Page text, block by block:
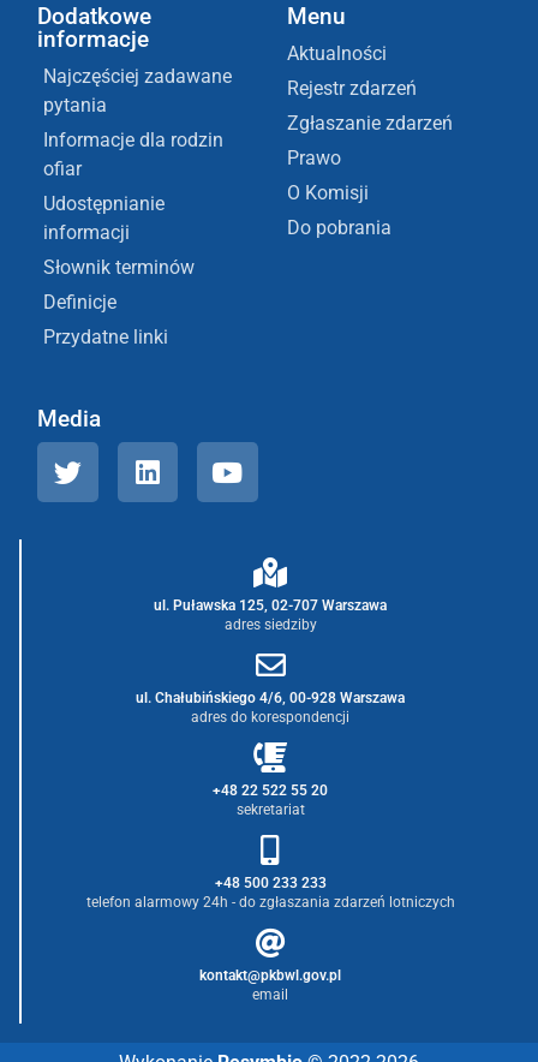
Dodatkowe
informacje
Najczęściej zadawane
pytania
Informacje dla rodzin
ofiar
Udostępnianie
informacji
Słownik terminów
Definicje
Przydatne linki
Menu
Aktualności
Rejestr zdarzeń
Zgłaszanie zdarzeń
Prawo
O Komisji
Do pobrania
Media
ul. Puławska 125, 02-707 Warszawa
adres siedziby
ul. Chałubińskiego 4/6, 00-928 Warszawa
adres do korespondencji
+48 22 522 55 20
sekretariat
+48 500 233 233
telefon alarmowy 24h - do zgłaszania zdarzeń lotniczych
kontakt@pkbwl.gov.pl
email